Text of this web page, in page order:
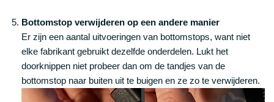
Bottomstop verwijderen op een andere manier
Er zijn een aantal uitvoeringen van bottomstops, want niet
elke fabrikant gebruikt dezelfde onderdelen. Lukt het
doorknippen niet probeer dan om de tandjes van de
bottomstop naar buiten uit te buigen en ze zo te verwijderen.